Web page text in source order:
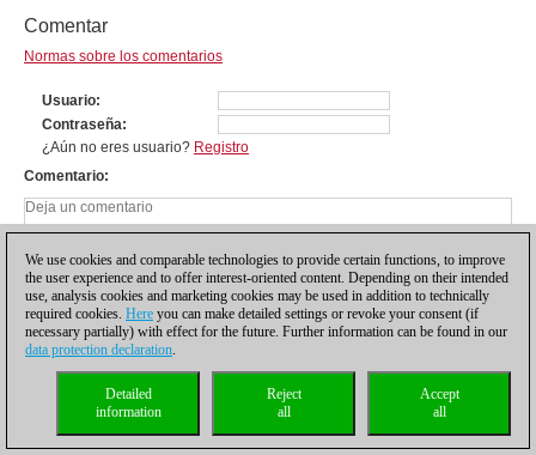
Comentar
Normas sobre los comentarios
Usuario
Contraseña
¿Aún no eres usuario? Registro
Comentario
We use cookies and comparable technologies to provide certain functions, to improve
the user experience and to offer interest-oriented content. Depending on their intended
use, analysis cookies and marketing cookies may be used in addition to technically
required cookies. Here you can make detailed settings or revoke your consent (if
necessary partially) with effect for the future. Further information can be found in our
data protection declaration.
Accept
all
Reject
all
Detailed
information